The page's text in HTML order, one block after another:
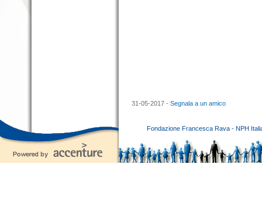
31-05-2017 - Segnala a un amico
Fondazione Francesca Rava - NPH